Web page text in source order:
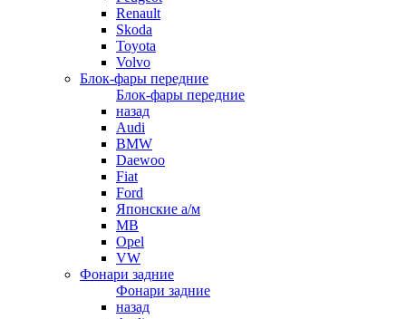
Renault
Skoda
Toyota
Volvo
Блок-фары передние
Блок-фары передние
назад
Audi
BMW
Daewoo
Fiat
Ford
Японские а/м
MB
Opel
VW
Фонари задние
Фонари задние
назад